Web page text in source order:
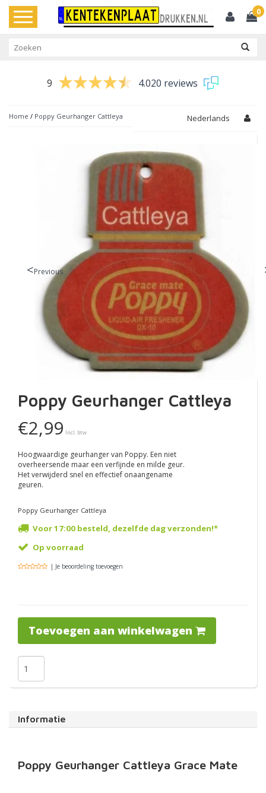
Toggle
navigation
0
9 4.020 reviews
Home / Poppy Geurhanger Cattleya Nederlands
Previous
Poppy Geurhanger Cattleya
€2,99 Incl. btw
Hoogwaardige geurhanger van Poppy. Een niet
overheersende maar een verfijnde en milde geur.
Het verwijderd snel en effectief onaangename
geuren.
Poppy Geurhanger Cattleya
Voor 17:00 besteld, dezelfde dag verzonden!*
Op voorraad
| Je beoordeling toevoegen
Toevoegen aan winkelwagen
Informatie
Poppy Geurhanger Cattleya Grace Mate